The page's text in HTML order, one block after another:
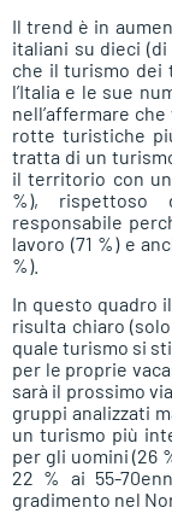
Il trend è in
italiani su dieci (di
che il turismo dei
l’Italia e le sue
nell’affermare
rotte turistiche
tratta di un
il territorio con un
%), rispettoso
responsabile
lavoro (71 %) e
%).
In questo quadro
risulta chiaro
quale turismo si
per le proprie
sarà il prossimo
gruppi analizzati
un turismo più
per gli uomini (26
22 % ai 55-
gradimento nel